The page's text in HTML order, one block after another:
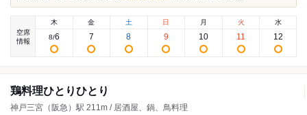
空席
情報
木
8/6
金
7
土
8
日
9
月
10
火
11
水
12
鶏料理ひとりひとり
神戸三宮（阪急）駅 211m / 居酒屋、鍋、鳥料理